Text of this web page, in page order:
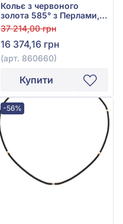
Кольє з червоного
золота 585° з Перлами,
арт. 860660
37 214,00 грн
16 374,16 грн
(арт. 860660)
Купити
-56%